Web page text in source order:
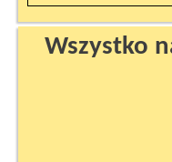
Wszystko